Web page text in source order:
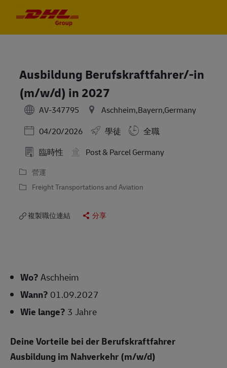
Ausbildung Berufskraftfahrer/-in
(m/w/d) in 2027
AV-347795
Aschheim,Bayern,Germany
Posted Date
04/20/2026 學徒
全職
臨時性
Post & Parcel Germany
營運
Freight Transportations and Aviation
複製職位連結 分享
Wo?Aschheim
Wann? 01.09.2027
Wie lange? 3 Jahre
Deine Vorteile bei der Berufskraftfahrer
Ausbildung im Nahverkehr (m/w/d)